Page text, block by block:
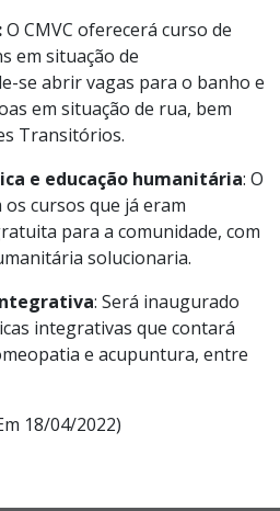
O CMVC oferecerá curso de
em situação de
se abrir vagas para o banho e
em situação de rua, bem
Transitórios.
e educação humanitária: O
cursos que já eram
para a comunidade, com
solucionaria.
: Será inaugurado
integrativas que contará
e acupuntura, entre
18/04/2022)